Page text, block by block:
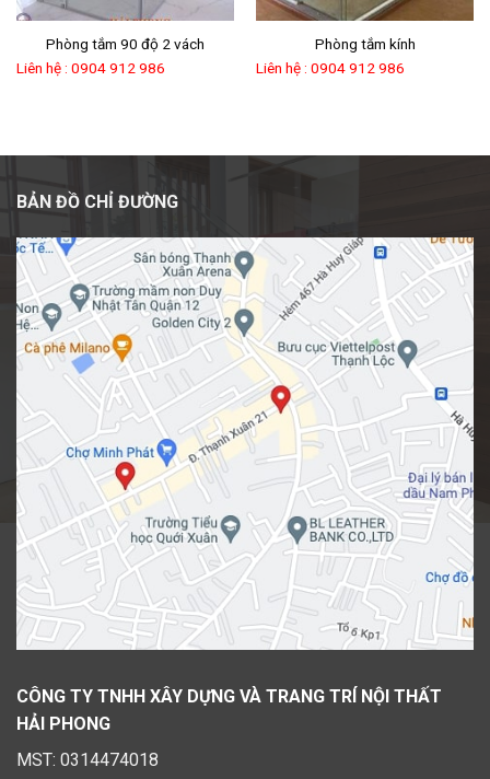
Phòng tắm 90 độ 2 vách
Liên hệ : 0904 912 986
Phòng tắm kính
Liên hệ : 0904 912 986
BẢN ĐỒ CHỈ ĐƯỜNG
CÔNG TY TNHH XÂY DỰNG VÀ TRANG TRÍ NỘI THẤT
HẢI PHONG
MST: 0314474018